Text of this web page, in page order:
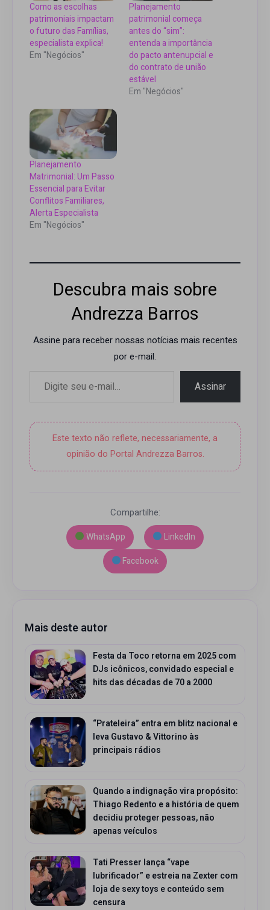
Como as escolhas
patrimoniais impactam
o futuro das Famílias,
especialista explica!
Em "Negócios"
Planejamento
patrimonial começa
antes do “sim”:
entenda a importância
do pacto antenupcial e
do contrato de união
estável
Em "Negócios"
Planejamento
Matrimonial: Um Passo
Essencial para Evitar
Conflitos Familiares,
Alerta Especialista
Em "Negócios"
Descubra mais sobre
Andrezza Barros
Assine para receber nossas notícias mais recentes
por e-mail.
Assinar
Este texto não reflete, necessariamente, a
opinião do Portal Andrezza Barros.
Compartilhe:
WhatsApp
LinkedIn
Facebook
Mais deste autor
Festa da Toco retorna em 2025 com
DJs icônicos, convidado especial e
hits das décadas de 70 a 2000
“Prateleira” entra em blitz nacional e
leva Gustavo & Vittorino às
principais rádios
Quando a indignação vira propósito:
Thiago Redento e a história de quem
decidiu proteger pessoas, não
apenas veículos
Tati Presser lança “vape
lubrificador” e estreia na Zexter com
loja de sexy toys e conteúdo sem
censura